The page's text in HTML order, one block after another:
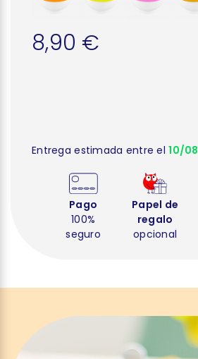
8,90 €
Entrega estimada entre el10/08
Pago
100%
seguro
Papel de
regalo
opcional